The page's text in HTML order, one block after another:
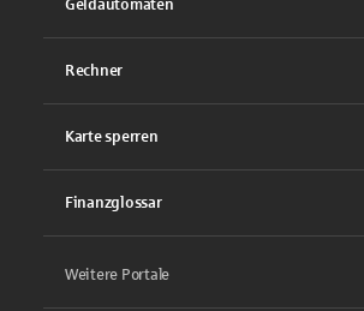
Geldautomaten
Rechner
Karte sperren
Finanzglossar
Weitere Portale